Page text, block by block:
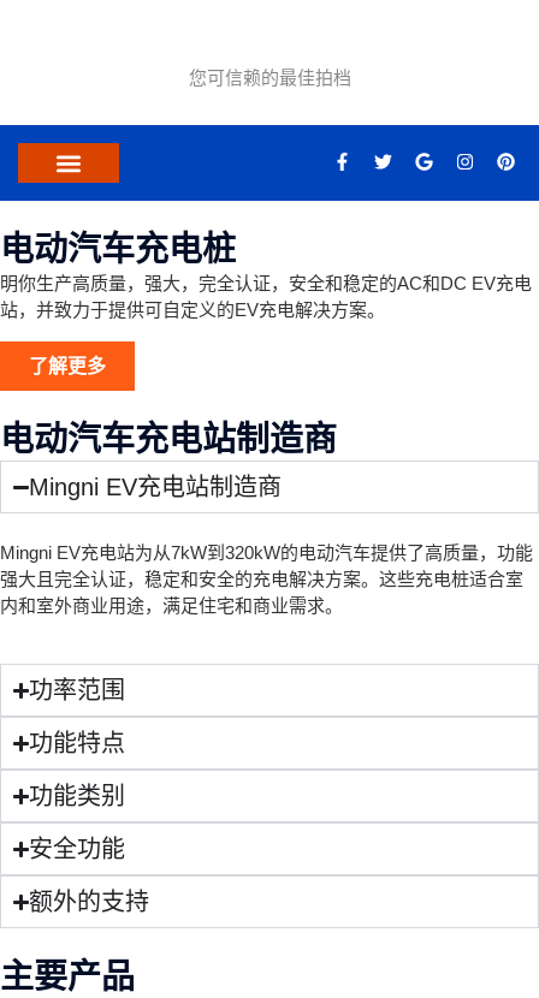
您可信赖的最佳拍档
F
a
k
-
f
T
w
G
o
I
n
a
P
i
s
电动汽车充电桩
明你生产高质量，强大，完全认证，安全和稳定的AC和DC EV充电
站，并致力于提供可自定义的EV充电解决方案。
了解更多
电动汽车充电站制造商
Mingni EV充电站制造商
Mingni EV充电站为从7kW到320kW的电动汽车提供了高质量，功能
强大且完全认证，稳定和安全的充电解决方案。这些充电桩适合室
内和室外商业用途，满足住宅和商业需求。
功率范围
功能特点
功能类别
安全功能
额外的支持
主要产品